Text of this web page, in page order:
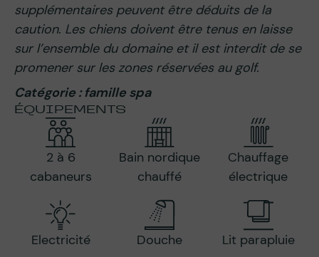
supplémentaires peuvent être déduits de la
caution. Les chiens doivent être tenus en laisse
sur l’ensemble du domaine et il est interdit de se
promener sur les zones réservées au golf.
Catégorie : famille spa
ÉQUIPEMENTS
2 à 6
cabaneurs
Bain nordique
chauffé
Chauffage
électrique
Electricité Douche Lit parapluie